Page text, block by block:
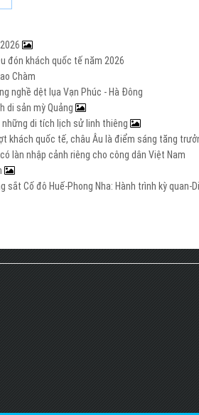
đón khách quốc tế năm 2026
Chàm
nghề dệt lụa Vạn Phúc - Hà Đông
di sản mỳ Quảng
những di tích lịch sử linh thiêng
khách quốc tế, châu Âu là điểm sáng tăng
làn nhập cảnh riêng cho công dân Việt Nam
sắt Cố đô Huế-Phong Nha: Hành trình kỳ quan-